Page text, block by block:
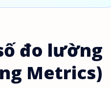
đo lường
Metrics)